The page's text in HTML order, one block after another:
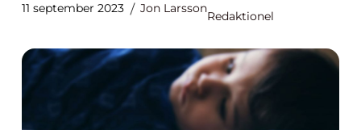
11 september 2023 Jon Larsson
Redaktionel